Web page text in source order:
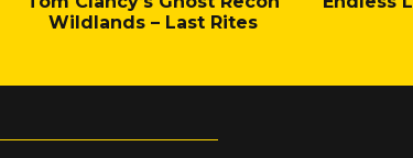
Wildlands – Last Rites